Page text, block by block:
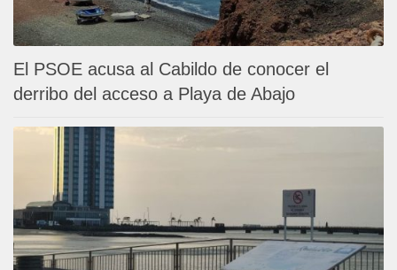
El PSOE acusa al Cabildo de conocer el
derribo del acceso a Playa de Abajo